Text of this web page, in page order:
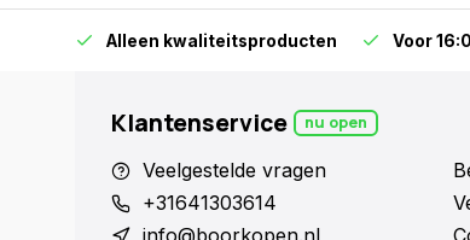
Alleen kwaliteitsproducten Voor
Klantenservice nu open
Veelgestelde vragen
+31641303614
info@boorkopen.nl